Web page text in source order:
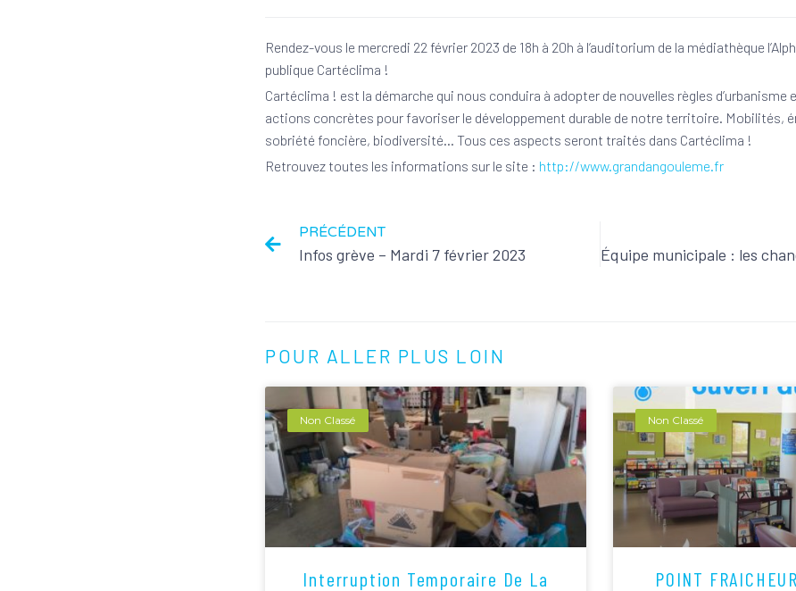
Rendez-vous le mercredi 22 février 2023 de 18h à 20h à l’auditorium de la médiathèque
publique Cartéclima !
Cartéclima ! est la démarche qui nous conduira à adopter de nouvelles règles d’urbanisme
actions concrètes pour favoriser le développement durable de notre territoire. Mobilités,
sobriété foncière, biodiversité… Tous ces aspects seront traités dans Cartéclima !
Retrouvez toutes les informations sur le site : http://www.grandangouleme.fr
PRÉCÉDENT
Infos grève – Mardi 7 février 2023
POUR ALLER PLUS LOIN
Non Classé
Interruption Temporaire De La
Non Classé
POINT